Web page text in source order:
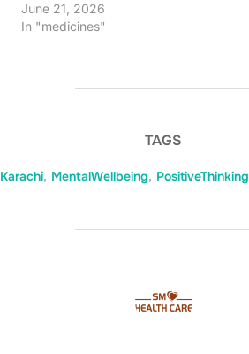
June 21, 2026
In "medicines"
TAGS
Karachi, MentalWellbeing, PositiveThinking